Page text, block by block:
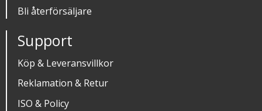
Bli återförsäljare
Support
Köp & Leveransvillkor
Reklamation & Retur
ISO & Policy